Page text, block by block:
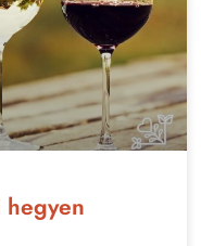
hegyen